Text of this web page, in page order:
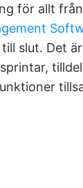
för allt
slut. Det